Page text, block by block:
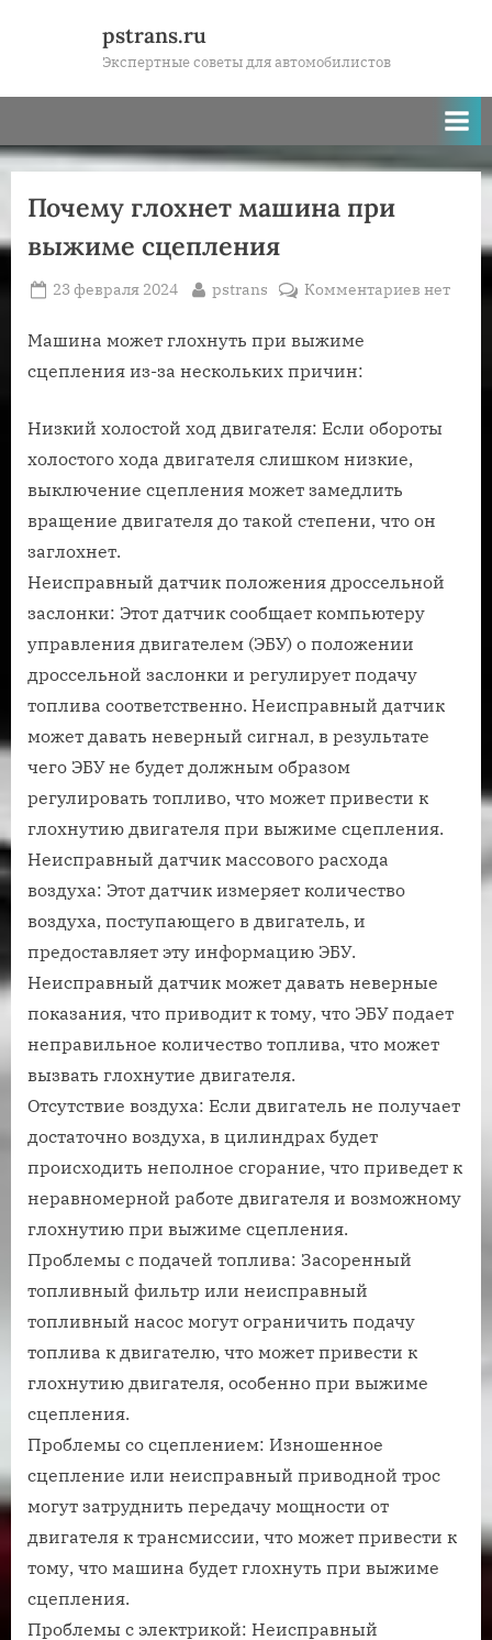
pstrans.ru
Экспертные советы для автомобилистов
Почему глохнет машина при
выжиме сцепления
Posted
23 февраля 2024 By
pstrans Комментариевк
выжиме
нет
Машина может глохнуть при выжиме
сцепления из-за нескольких причин:
Низкий холостой ход двигателя: Если обороты
холостого хода двигателя слишком низкие,
выключение сцепления может замедлить
вращение двигателя до такой степени, что он
заглохнет.
Неисправный датчик положения дроссельной
заслонки: Этот датчик сообщает компьютеру
управления двигателем (ЭБУ) о положении
дроссельной заслонки и регулирует подачу
топлива соответственно. Неисправный датчик
может давать неверный сигнал, в результате
чего ЭБУ не будет должным образом
регулировать топливо, что может привести к
глохнутию двигателя при выжиме сцепления.
Неисправный датчик массового расхода
воздуха: Этот датчик измеряет количество
воздуха, поступающего в двигатель, и
предоставляет эту информацию ЭБУ.
Неисправный датчик может давать неверные
показания, что приводит к тому, что ЭБУ подает
неправильное количество топлива, что может
вызвать глохнутие двигателя.
Отсутствие воздуха: Если двигатель не получает
достаточно воздуха, в цилиндрах будет
происходить неполное сгорание, что приведет к
неравномерной работе двигателя и возможному
глохнутию при выжиме сцепления.
Проблемы с подачей топлива: Засоренный
топливный фильтр или неисправный
топливный насос могут ограничить подачу
топлива к двигателю, что может привести к
глохнутию двигателя, особенно при выжиме
сцепления.
Проблемы со сцеплением: Изношенное
сцепление или неисправный приводной трос
могут затруднить передачу мощности от
двигателя к трансмиссии, что может привести к
тому, что машина будет глохнуть при выжиме
сцепления.
Проблемы с электрикой: Неисправный